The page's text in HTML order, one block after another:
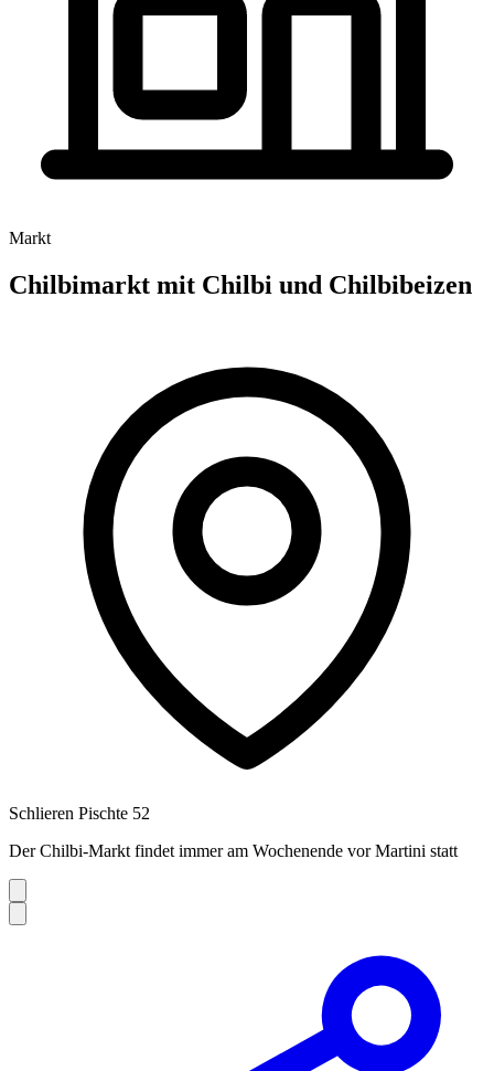
Markt
Chilbimarkt mit Chilbi und Chilbibeizen
Schlieren Pischte 52
Der Chilbi-Markt findet immer am Wochenende vor Martini statt